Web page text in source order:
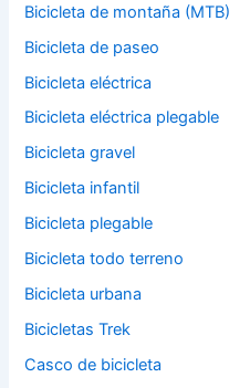
Bicicleta de montaña (MTB)
Bicicleta de paseo
Bicicleta eléctrica
Bicicleta eléctrica plegable
Bicicleta gravel
Bicicleta infantil
Bicicleta plegable
Bicicleta todo terreno
Bicicleta urbana
Bicicletas Trek
Casco de bicicleta